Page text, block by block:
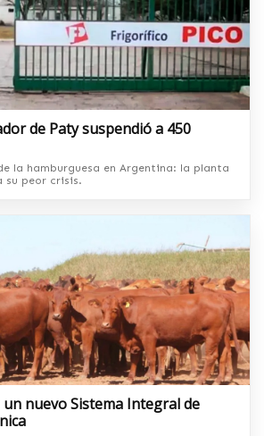
de Paty suspendió a 450
la hamburguesa en Argentina: la planta
su peor crisis.
un nuevo Sistema Integral de